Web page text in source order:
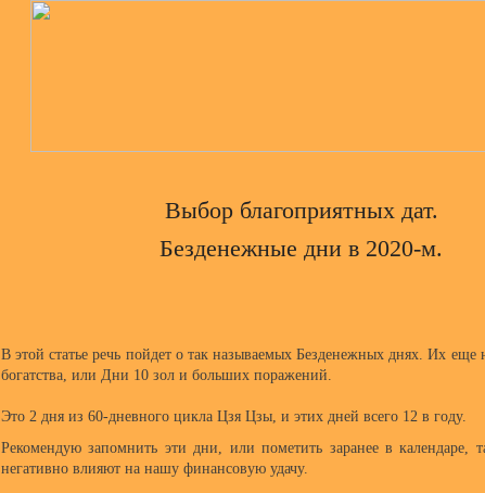
Выбор благоприятных дат.
Безденежные дни в 2020-м.
В этой статье речь пойдет о так называемых Безденежных днях. Их еще
богатства, или Дни 10 зол и больших поражений.
Это 2 дня из 60-дневного цикла Цзя Цзы, и этих дней всего 12 в году.
Рекомендую запомнить эти дни, или пометить заранее в календаре,
негативно влияют на нашу финансовую удачу.